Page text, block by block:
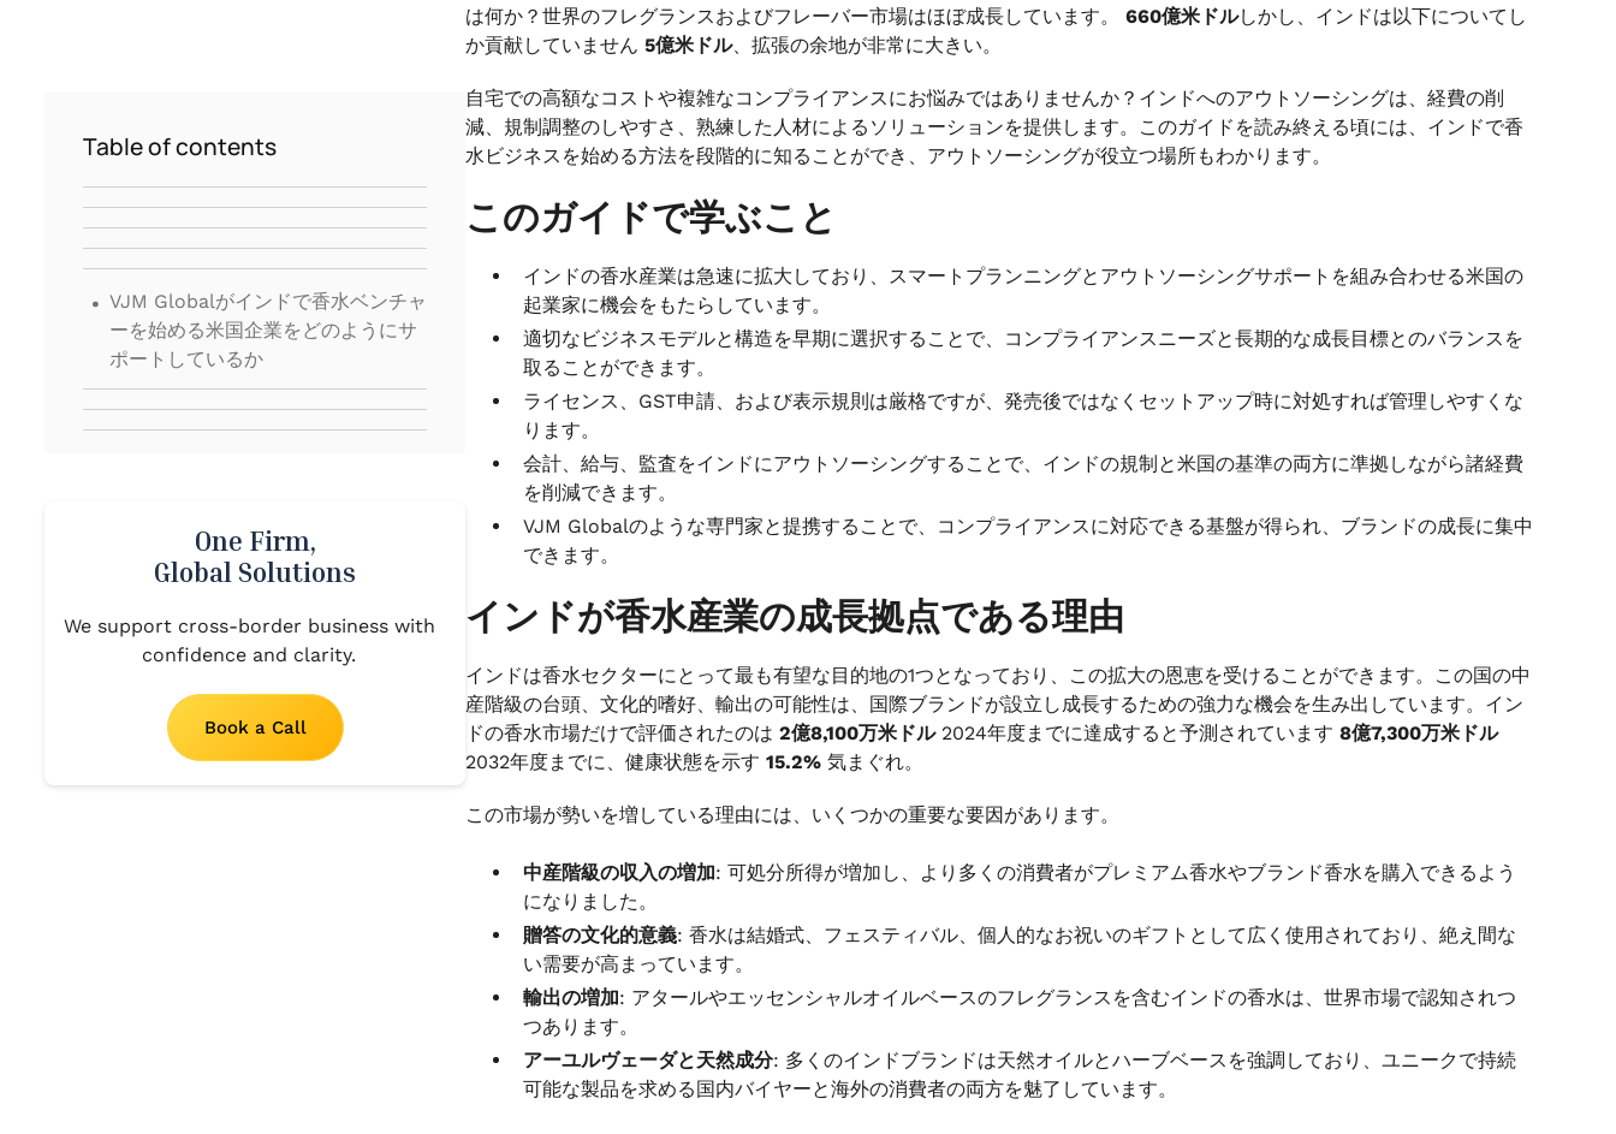
Table of contents
. VJM Globalがインドで香水ベンチャ
ーを始める米国企業をどのようにサ
ポートしているか
One Firm,
Global Solutions
We support cross-border business with
confidence and clarity.
Book a Call
は何か？世界のフレグランスおよびフレーバー市場はほぼ成長しています。 660億米ドルしかし、インドは以下についてし
か貢献していません 5億米ドル、拡張の余地が非常に大きい。
自宅での高額なコストや複雑なコンプライアンスにお悩みではありませんか？インドへのアウトソーシングは、経費の削
減、規制調整のしやすさ、熟練した人材によるソリューションを提供します。このガイドを読み終える頃には、インドで香
水ビジネスを始める方法を段階的に知ることができ、アウトソーシングが役立つ場所もわかります。
このガイドで学ぶこと
インドの香水産業は急速に拡大しており、スマートプランニングとアウトソーシングサポートを組み合わせる米国の
起業家に機会をもたらしています。
適切なビジネスモデルと構造を早期に選択することで、コンプライアンスニーズと長期的な成長目標とのバランスを
取ることができます。
ライセンス、GST申請、および表示規則は厳格ですが、発売後ではなくセットアップ時に対処すれば管理しやすくな
ります。
会計、給与、監査をインドにアウトソーシングすることで、インドの規制と米国の基準の両方に準拠しながら諸経費
を削減できます。
VJM Globalのような専門家と提携することで、コンプライアンスに対応できる基盤が得られ、ブランドの成長に集中
できます。
インドが香水産業の成長拠点である理由
インドは香水セクターにとって最も有望な目的地の1つとなっており、この拡大の恩恵を受けることができます。この国の中
産階級の台頭、文化的嗜好、輸出の可能性は、国際ブランドが設立し成長するための強力な機会を生み出しています。イン
ドの香水市場だけで評価されたのは 2億8,100万米ドル 2024年度までに達成すると予測されています 8億7,300万米ドル
2032年度までに、健康状態を示す 15.2% 気まぐれ。
この市場が勢いを増している理由には、いくつかの重要な要因があります。
中産階級の収入の増加: 可処分所得が増加し、より多くの消費者がプレミアム香水やブランド香水を購入できるよう
になりました。
贈答の文化的意義: 香水は結婚式、フェスティバル、個人的なお祝いのギフトとして広く使用されており、絶え間な
い需要が高まっています。
輸出の増加: アタールやエッセンシャルオイルベースのフレグランスを含むインドの香水は、世界市場で認知されつ
つあります。
アーユルヴェーダと天然成分: 多くのインドブランドは天然オイルとハーブベースを強調しており、ユニークで持続
可能な製品を求める国内バイヤーと海外の消費者の両方を魅了しています。